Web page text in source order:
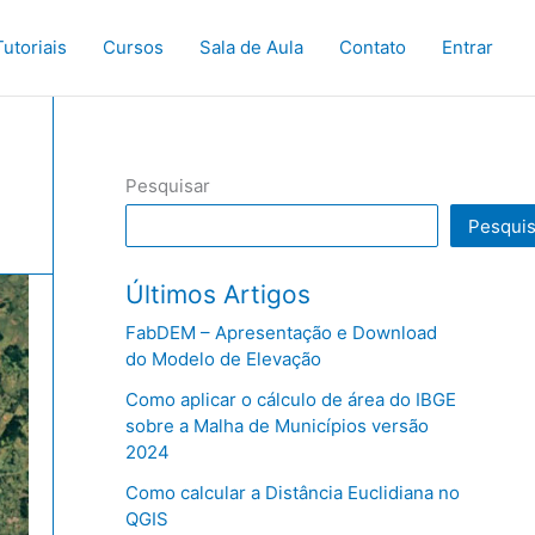
Cursos Sala de Aula Contato Entrar
Pesquisar
Últimos Artigos
FabDEM – Apresentação e Download
do Modelo de Elevação
Como aplicar o cálculo de área do IBGE
sobre a Malha de Municípios versão
2024
Como calcular a Distância Euclidiana no
QGIS